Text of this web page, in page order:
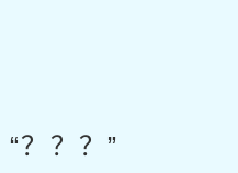
？？？”